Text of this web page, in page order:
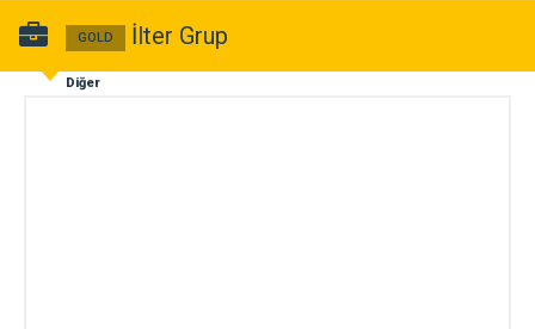
GOLD İlter Grup
Diğer